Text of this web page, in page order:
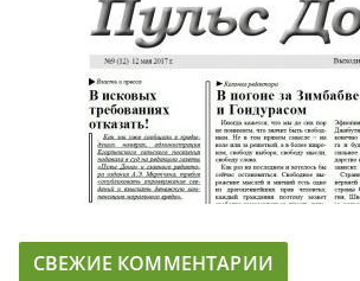
СВЕЖИЕ КОММЕНТАРИИ